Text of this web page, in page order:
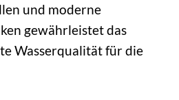
und moderne
gewährleistet das
Wasserqualität für die